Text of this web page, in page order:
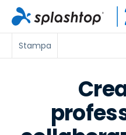
Stampa